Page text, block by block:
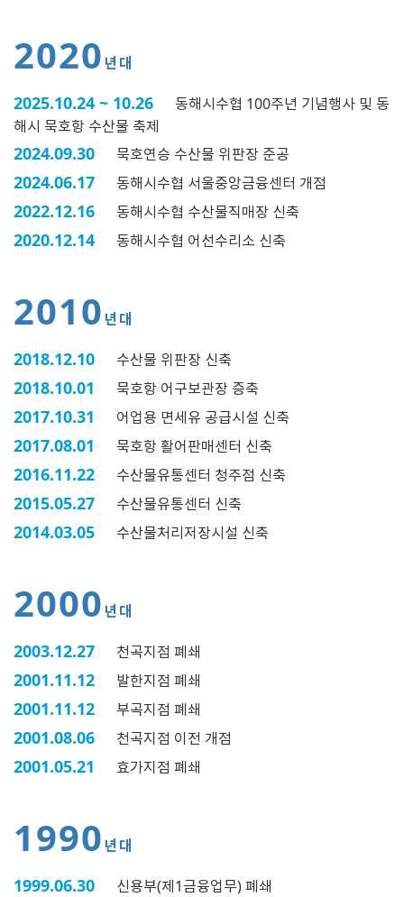
2020 년대
2025.10.24 ~ 10.26
동해시수협 100주년 기념행사 및 동
해시 묵호항 수산물 축제
2024.09.30 묵호연승 수산물 위판장 준공
2024.06.17 동해시수협 서울중앙금융센터 개점
2022.12.16 동해시수협 수산물직매장 신축
2020.12.14 동해시수협 어선수리소 신축
2010 년대
2018.12.10 수산물 위판장 신축
2018.10.01 묵호항 어구보관장 증축
2017.10.31 어업용 면세유 공급시설 신축
2017.08.01 묵호항 활어판매센터 신축
2016.11.22 수산물유통센터 청주점 신축
2015.05.27 수산물유통센터 신축
2014.03.05 수산물처리저장시설 신축
2000 년대
2003.12.27 천곡지점 폐쇄
2001.11.12 발한지점 폐쇄
2001.11.12 부곡지점 폐쇄
2001.08.06 천곡지점 이전 개점
2001.05.21 효가지점 폐쇄
1990 년대
1999.06.30 신용부(제1금융업무) 폐쇄